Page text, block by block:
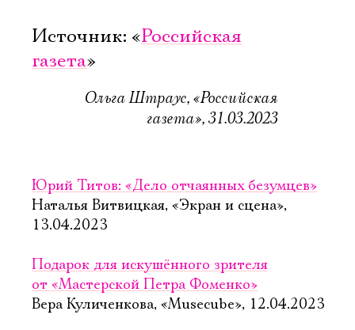
Источник: «Российская
газета»
Ольга Штраус, «Российская
газета», 31.03.2023
Юрий Титов: «Дело отчаянных безумцев»
Наталья Витвицкая, «Экран и сцена»,
13.04.2023
Подарок для искушённого зрителя
от «Мастерской Петра Фоменко»
Вера Куличенкова, «Musecube», 12.04.2023